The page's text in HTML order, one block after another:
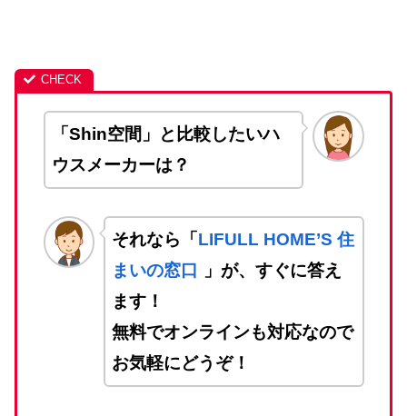
「Shin空間」と比較したいハ
ウスメーカーは？
それなら「 LIFULL HOME’S 住
まいの窓口
」が、すぐに答え
ます！
無料でオンラインも対応なので
お気軽にどうぞ！